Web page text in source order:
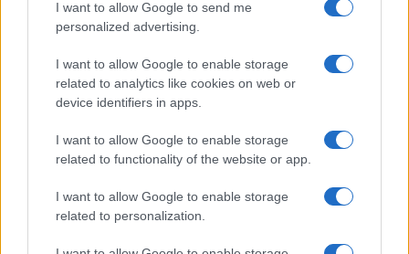
I want to allow Google to send me
personalized advertising.
I want to allow Google to enable storage
related to analytics like cookies on web or
device identifiers in apps.
I want to allow Google to enable storage
related to functionality of the website or app.
I want to allow Google to enable storage
related to personalization.
Alla maggior rilevanza sociale corrisponde un